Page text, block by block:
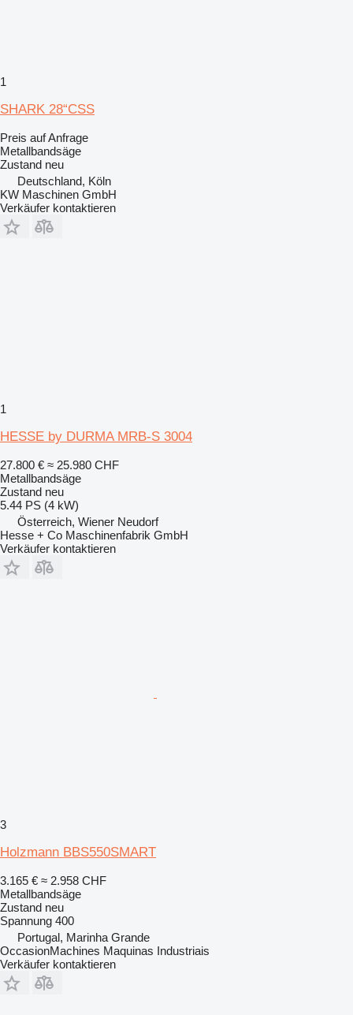
1
SHARK 28“CSS
Preis auf Anfrage
Metallbandsäge
Zustand neu
Deutschland, Köln
KW Maschinen GmbH
Verkäufer kontaktieren
1
HESSE by DURMA MRB-S 3004
27.800 € ≈ 25.980 CHF
Metallbandsäge
Zustand neu
5.44 PS (4 kW)
Österreich, Wiener Neudorf
Hesse + Co Maschinenfabrik GmbH
Verkäufer kontaktieren
3
Holzmann BBS550SMART
3.165 € ≈ 2.958 CHF
Metallbandsäge
Zustand neu
Spannung 400
Portugal, Marinha Grande
OccasionMachines Maquinas Industriais
Verkäufer kontaktieren